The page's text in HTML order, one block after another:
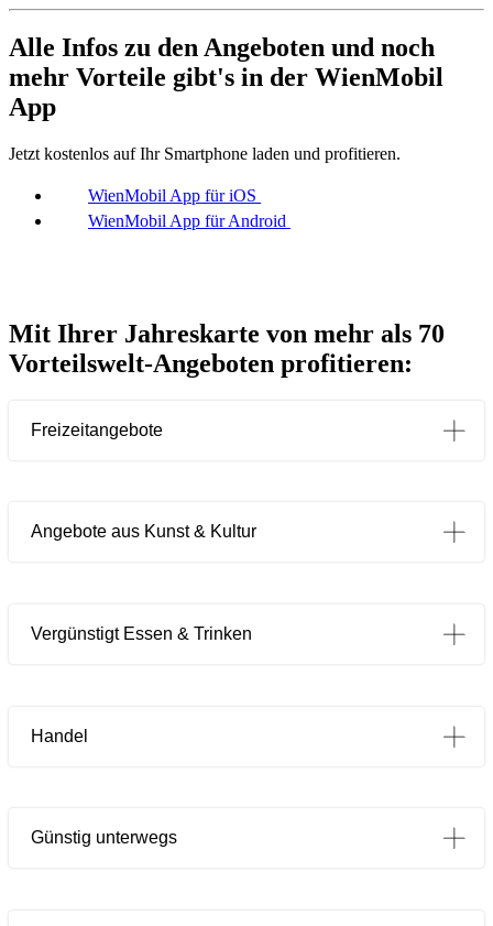
Alle Infos zu den Angeboten und noch
mehr Vorteile gibt's in der WienMobil
App
Jetzt kostenlos auf Ihr Smartphone laden und profitieren.
WienMobil App für iOS
WienMobil App für Android
Mit Ihrer Jahreskarte von mehr als 70
Vorteilswelt-Angeboten profitieren:
Freizeitangebote
Angebote aus Kunst & Kultur
Vergünstigt Essen & Trinken
Handel
Günstig unterwegs